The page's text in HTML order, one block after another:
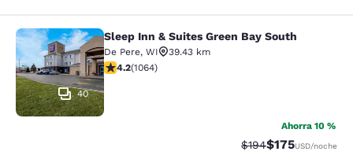
Sleep Inn & Suites Green Bay South
40
Sleep Inn & Suites Green Bay South
De Pere, WI
39.43 km
Calificación de 4.2 estrellas. Excelente. 1064 reseñas
4.2(1064)
Ahorra 10 %
Tarifa tachada:
$194Tarifa reducida:
$175USD/noche